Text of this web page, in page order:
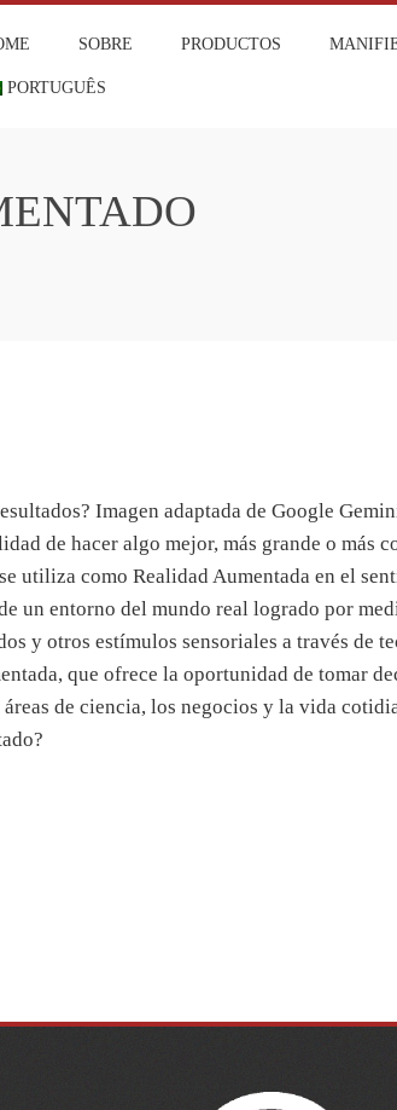
SOBRE PRODUCTOS
PORTUGUÊS
Imagen adaptada de Google
de hacer algo mejor, más grande o más
utiliza como Realidad Aumentada en el
un entorno del mundo real logrado por
y otros estímulos sensoriales a través de
que ofrece la oportunidad de tomar
áreas de ciencia, los negocios y la vida